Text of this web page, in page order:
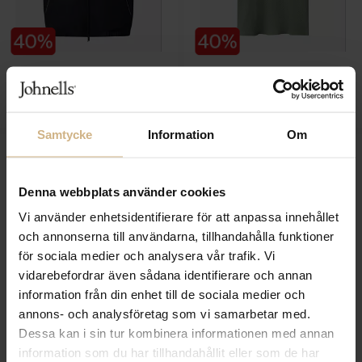
Samtycke Information Om
Denna webbplats använder cookies
Vi använder enhetsidentifierare för att anpassa innehållet
och annonserna till användarna, tillhandahålla funktioner
för sociala medier och analysera vår trafik. Vi
vidarebefordrar även sådana identifierare och annan
information från din enhet till de sociala medier och
annons- och analysföretag som vi samarbetar med.
Dessa kan i sin tur kombinera informationen med annan
information som du har tillhandahållit eller som de har
Lightweight Wind Vest
ETON
3 999 SEK
Waffle Open Collar Polo
ETON
ETON ETON